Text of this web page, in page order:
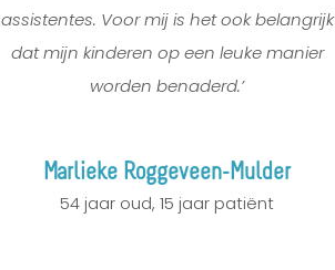
assistentes. Voor mij is het ook belangrijk
dat mijn kinderen op een leuke manier
worden benaderd.’
Marlieke Roggeveen-Mulder
54 jaar oud, 15 jaar patiënt